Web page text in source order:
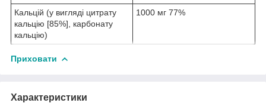
Кальцій (у вигляді цитрату
кальцію [85%], карбонату
кальцію)
1000 мг 77%
Приховати
Характеристики